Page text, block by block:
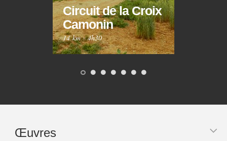
Circuit de la Croix
Camonin
14 km·4h30
Œuvres